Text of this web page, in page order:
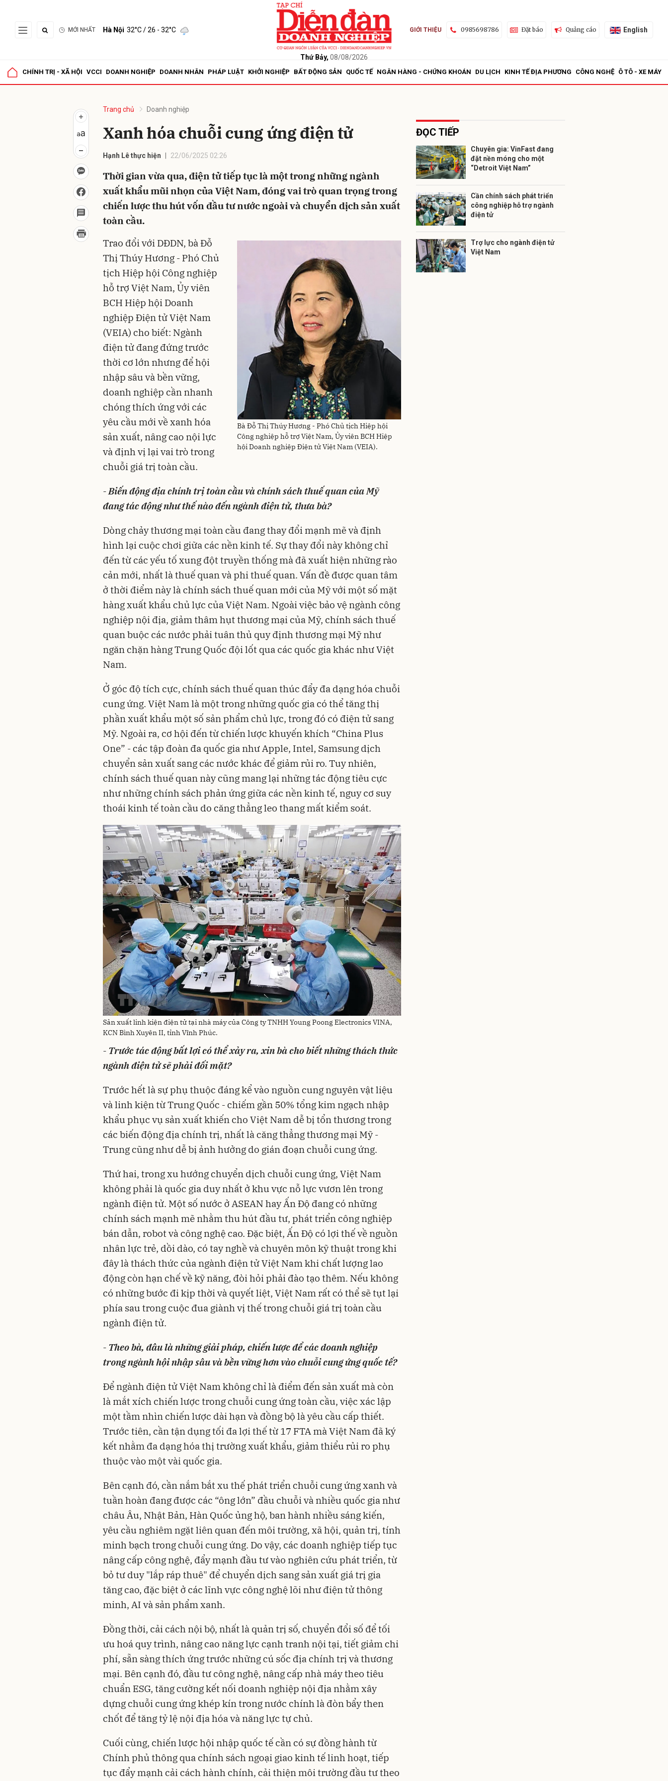
MỚI NHẤT Hà Nội 32°C/ 26 - 32°C
Thứ Bảy, 08/08/2026
GIỚI THIỆU 0985698786 Đặt báo Quảng cáo English
CHÍNH TRỊ - XÃ HỘI VCCI DOANH NGHIỆP DOANH NHÂN PHÁP LUẬT KHỞI NGHIỆP BẤT ĐỘNG SẢN QUỐC TẾ NGÂN HÀNG - CHỨNG KHOÁN DU LỊCH KINH TẾ ĐỊA PHƯƠNG CÔNG NGHỆ Ô TÔ - XE MÁY
Trang chủ Doanh nghiệp
Xanh hóa chuỗi cung ứng điện tử
Hạnh Lê thực hiện 22/06/2025 02:26
Thời gian vừa qua, điện tử tiếp tục là một trong những ngành
xuất khẩu mũi nhọn của Việt Nam, đóng vai trò quan trọng trong
chiến lược thu hút vốn đầu tư nước ngoài và chuyển dịch sản xuất
toàn cầu.
Bà Đỗ Thị Thúy Hương - Phó Chủ tịch Hiệp hội
Công nghiệp hỗ trợ Việt Nam, Ủy viên BCH Hiệp
hội Doanh nghiệp Điện tử Việt Nam (VEIA).
Trao đổi với DĐDN, bà Đỗ
Thị Thúy Hương - Phó Chủ
tịch Hiệp hội Công nghiệp
hỗ trợ Việt Nam, Ủy viên
BCH Hiệp hội Doanh
nghiệp Điện tử Việt Nam
(VEIA) cho biết: Ngành
điện tử đang đứng trước
thời cơ lớn nhưng để hội
nhập sâu và bền vững,
doanh nghiệp cần nhanh
chóng thích ứng với các
yêu cầu mới về xanh hóa
sản xuất, nâng cao nội lực
và định vị lại vai trò trong
chuỗi giá trị toàn cầu.
-Biến động địa chính trị toàn cầu và chính sách thuế quan của Mỹ
đang tác động như thế nào đến ngành điện tử, thưa bà?
Dòng chảy thương mại toàn cầu đang thay đổi mạnh mẽ và định
hình lại cuộc chơi giữa các nền kinh tế. Sự thay đổi này không chỉ
đến từ các yếu tố xung đột truyền thống mà đã xuất hiện những rào
cản mới, nhất là thuế quan và phi thuế quan. Vấn đề được quan tâm
ở thời điểm này là chính sách thuế quan mới của Mỹ với một số mặt
hàng xuất khẩu chủ lực của Việt Nam. Ngoài việc bảo vệ ngành công
nghiệp nội địa, giảm thâm hụt thương mại của Mỹ, chính sách thuế
quan buộc các nước phải tuân thủ quy định thương mại Mỹ như
ngăn chặn hàng Trung Quốc đội lốt qua các quốc gia khác như Việt
Nam.
Ở góc độ tích cực, chính sách thuế quan thúc đẩy đa dạng hóa chuỗi
cung ứng. Việt Nam là một trong những quốc gia có thể tăng thị
phần xuất khẩu một số sản phẩm chủ lực, trong đó có điện tử sang
Mỹ. Ngoài ra, cơ hội đến từ chiến lược khuyến khích “China Plus
One” - các tập đoàn đa quốc gia như Apple, Intel, Samsung dịch
chuyển sản xuất sang các nước khác để giảm rủi ro. Tuy nhiên,
chính sách thuế quan này cũng mang lại những tác động tiêu cực
như những chính sách phản ứng giữa các nền kinh tế, nguy cơ suy
thoái kinh tế toàn cầu do căng thẳng leo thang mất kiểm soát.
Sản xuất linh kiện điện tử tại nhà máy của Công ty TNHH Young Poong Electronics VINA,
KCN Bình Xuyên II, tỉnh Vĩnh Phúc.
- Trước tác động bất lợi có thể xảy ra, xin bà cho biết những thách thức
ngành điện tử sẽ phải đối mặt?
Trước hết là sự phụ thuộc đáng kể vào nguồn cung nguyên vật liệu
và linh kiện từ Trung Quốc - chiếm gần 50% tổng kim ngạch nhập
khẩu phục vụ sản xuất khiến cho Việt Nam dễ bị tổn thương trong
các biến động địa chính trị, nhất là căng thẳng thương mại Mỹ -
Trung cũng như dễ bị ảnh hưởng do gián đoạn chuỗi cung ứng.
Thứ hai, trong xu hướng chuyển dịch chuỗi cung ứng, Việt Nam
không phải là quốc gia duy nhất ở khu vực nỗ lực vươn lên trong
ngành điện tử. Một số nước ở ASEAN hay Ấn Độ đang có những
chính sách mạnh mẽ nhằm thu hút đầu tư, phát triển công nghiệp
bán dẫn, robot và công nghệ cao. Đặc biệt, Ấn Độ có lợi thế về nguồn
nhân lực trẻ, dồi dào, có tay nghề và chuyên môn kỹ thuật trong khi
đây là thách thức của ngành điện tử Việt Nam khi chất lượng lao
động còn hạn chế về kỹ năng, đòi hỏi phải đào tạo thêm. Nếu không
có những bước đi kịp thời và quyết liệt, Việt Nam rất có thể sẽ tụt lại
phía sau trong cuộc đua giành vị thế trong chuỗi giá trị toàn cầu
ngành điện tử.
- Theo bà, đâu là những giải pháp, chiến lược để các doanh nghiệp
trong ngành hội nhập sâu và bền vững hơn vào chuỗi cung ứng quốc tế?
Để ngành điện tử Việt Nam không chỉ là điểm đến sản xuất mà còn
là mắt xích chiến lược trong chuỗi cung ứng toàn cầu, việc xác lập
một tầm nhìn chiến lược dài hạn và đồng bộ là yêu cầu cấp thiết.
Trước tiên, cần tận dụng tối đa lợi thế từ 17 FTA mà Việt Nam đã ký
kết nhằm đa dạng hóa thị trường xuất khẩu, giảm thiểu rủi ro phụ
thuộc vào một vài quốc gia.
Bên cạnh đó, cần nắm bắt xu thế phát triển chuỗi cung ứng xanh và
tuần hoàn đang được các “ông lớn” đầu chuỗi và nhiều quốc gia như
châu Âu, Nhật Bản, Hàn Quốc ủng hộ, ban hành nhiều sáng kiến,
yêu cầu nghiêm ngặt liên quan đến môi trường, xã hội, quản trị, tính
minh bạch trong chuỗi cung ứng. Do vậy, các doanh nghiệp tiếp tục
nâng cấp công nghệ, đẩy mạnh đầu tư vào nghiên cứu phát triển, từ
bỏ tư duy "lắp ráp thuê" để chuyển dịch sang sản xuất giá trị gia
tăng cao, đặc biệt ở các lĩnh vực công nghệ lõi như điện tử thông
minh, AI và sản phẩm xanh.
Đồng thời, cải cách nội bộ, nhất là quản trị số, chuyển đổi số để tối
ưu hoá quy trình, nâng cao năng lực cạnh tranh nội tại, tiết giảm chi
phí, sẵn sàng thích ứng trước những cú sốc địa chính trị và thương
mại. Bên cạnh đó, đầu tư công nghệ, nâng cấp nhà máy theo tiêu
chuẩn ESG, tăng cường kết nối doanh nghiệp nội địa nhằm xây
dựng chuỗi cung ứng khép kín trong nước chính là đòn bẩy then
chốt để tăng tỷ lệ nội địa hóa và năng lực tự chủ.
Cuối cùng, chiến lược hội nhập quốc tế cần có sự đồng hành từ
Chính phủ thông qua chính sách ngoại giao kinh tế linh hoạt, tiếp
tục đẩy mạnh cải cách hành chính, cải thiện môi trường đầu tư theo
ĐỌC TIẾP
Chuyên gia: VinFast đang
đặt nền móng cho một
“Detroit Việt Nam”
Cần chính sách phát triển
công nghiệp hỗ trợ ngành
điện tử
Trợ lực cho ngành điện tử
Việt Nam
Gửi